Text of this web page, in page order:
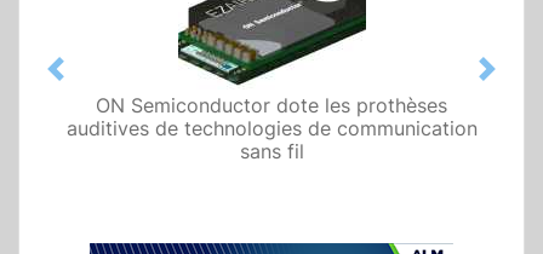
ON Semiconductor dote les prothèses
auditives de technologies de communication
sans fil
Previous Next